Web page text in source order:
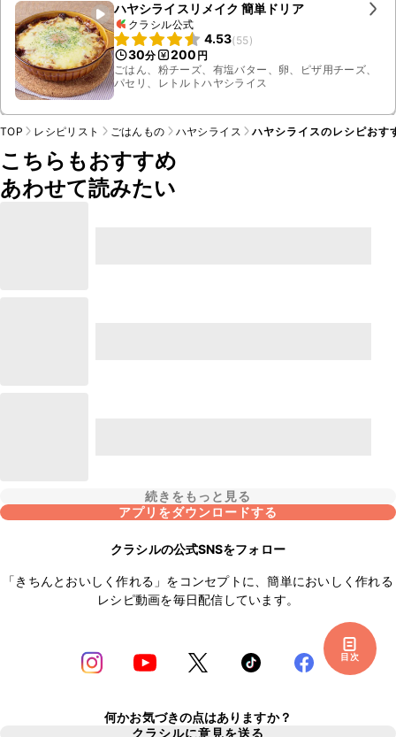
ハヤシライスリメイク 簡単ドリア
クラシル公式
4.53(55)
30分 200 円
ごはん、粉チーズ、有塩バター、卵、ピザ用チーズ、
パセリ、レトルトハヤシライス
目次
TOP レシピリスト ごはんもの ハヤシライス ハヤシライスのレシピおす
こちらもおすすめ
あわせて読みたい
続きをもっと見る
アプリをダウンロードする
クラシルの公式SNSをフォロー
「きちんとおいしく作れる」をコンセプトに、簡単においしく作れる
レシピ動画を毎日配信しています。
何かお気づきの点はありますか？
クラシルに意見を送る